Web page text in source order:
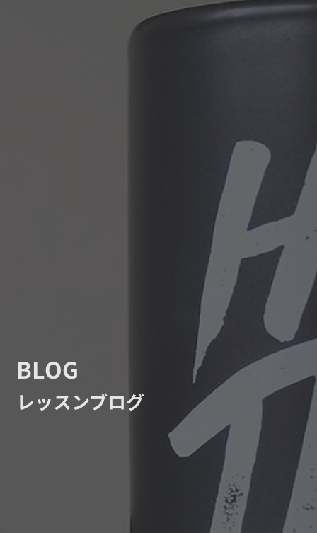
BLOG
レッスンブログ